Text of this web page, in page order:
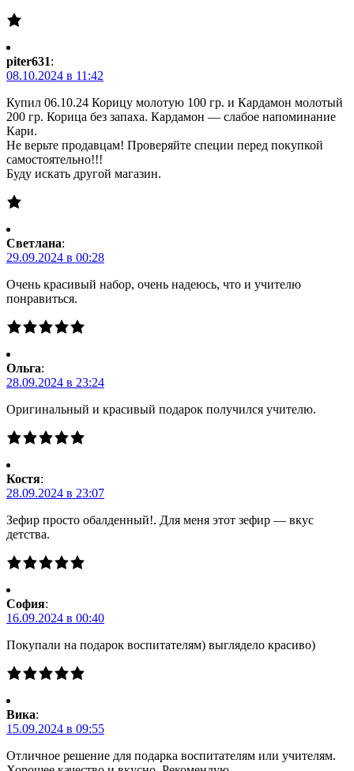
piter631:
08.10.2024 в 11:42
Купил 06.10.24 Корицу молотую 100 гр. и Кардамон молотый
200 гр. Корица без запаха. Кардамон — слабое напоминание
Кари.
Не верьте продавцам! Проверяйте специи перед покупкой
самостоятельно!!!
Буду искать другой магазин.
Светлана:
29.09.2024 в 00:28
Очень красивый набор, очень надеюсь, что и учителю
понравиться.
Ольга:
28.09.2024 в 23:24
Оригинальный и красивый подарок получился учителю.
Костя:
28.09.2024 в 23:07
Зефир просто обалденный!. Для меня этот зефир — вкус
детства.
Cофия:
16.09.2024 в 00:40
Покупали на подарок воспитателям) выглядело красиво)
Вика:
15.09.2024 в 09:55
Отличное решение для подарка воспитателям или учителям.